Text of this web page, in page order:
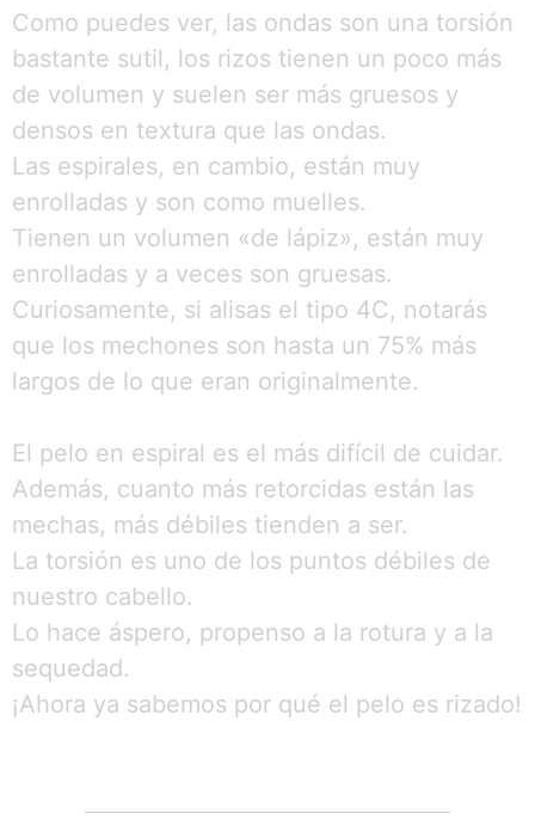
Como puedes ver, las ondas son una torsión
bastante sutil, los rizos tienen un poco más
de volumen y suelen ser más gruesos y
densos en textura que las ondas.
Las espirales, en cambio, están muy
enrolladas y son como muelles.
Tienen un volumen «de lápiz», están muy
enrolladas y a veces son gruesas.
Curiosamente, si alisas el tipo 4C, notarás
que los mechones son hasta un 75% más
largos de lo que eran originalmente.
El pelo en espiral es el más difícil de cuidar.
Además, cuanto más retorcidas están las
mechas, más débiles tienden a ser.
La torsión es uno de los puntos débiles de
nuestro cabello.
Lo hace áspero, propenso a la rotura y a la
sequedad.
¡Ahora ya sabemos por qué el pelo es rizado!